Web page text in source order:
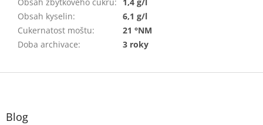
Obsah kyselin:
6,1 g/l
Cukernatost moštu:
21 °NM
Doba archivace: 3 roky
Z
Blog